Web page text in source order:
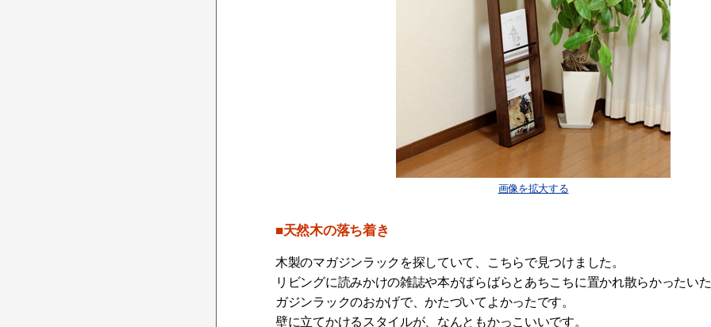
画像を拡大する
■天然木の落ち着き
木製のマガジンラックを探していて、こちらで見つけました。
リビングに読みかけの雑誌や本がばらばらとあちこちに置かれ散らかったい
ガジンラックのおかげで、かたづいてよかったです。
壁に立てかけるスタイルが、なんともかっこいいです。